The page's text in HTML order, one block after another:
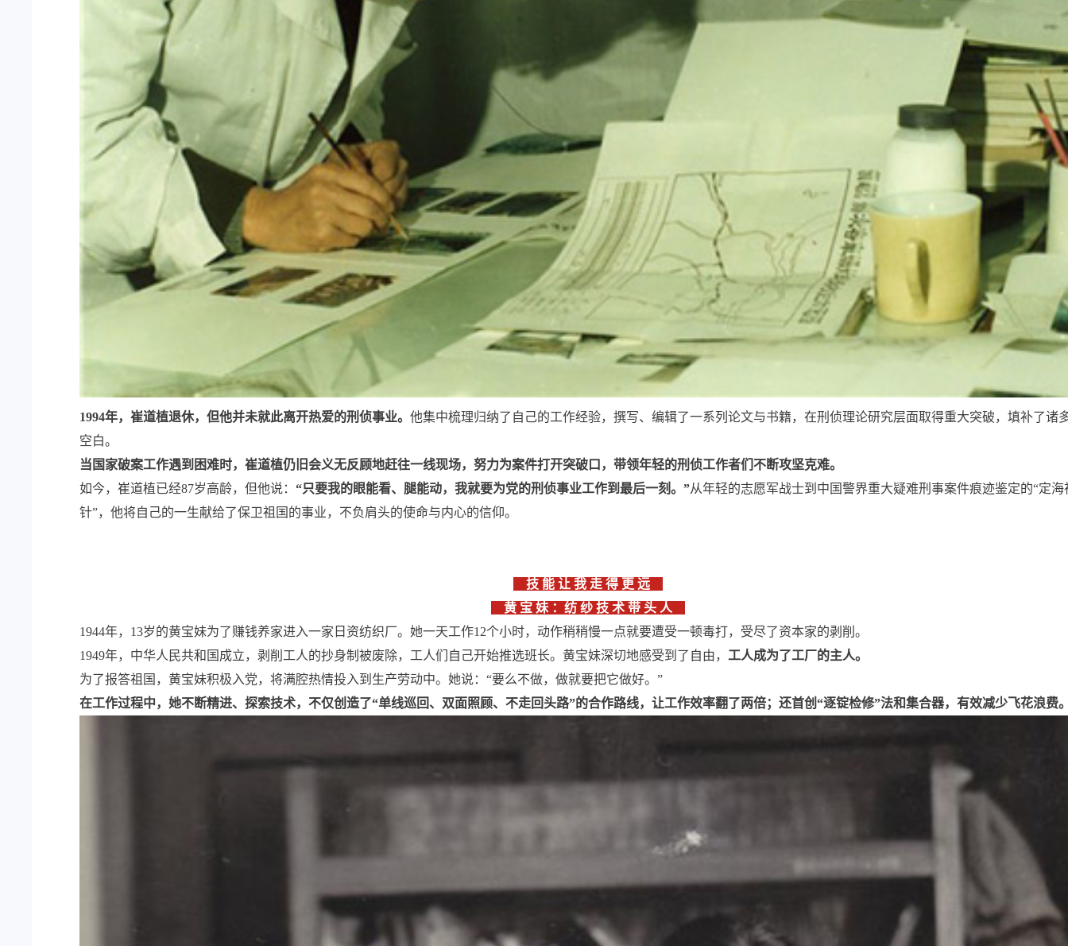
1994年，崔道植退休，但他并未就此离开热爱的刑侦事业。 他集中梳理归纳了自己的工作经验，撰写、编辑了一系列论文与书籍，在刑侦理论研究层面取得重大突破，填补了诸
空白。
当国家破案工作遇到困难时，崔道植仍旧会义无反顾地赶往一线现场，努力为案件打开突破口，带领年轻的刑侦工作者们不断攻坚克难。
如今，崔道植已经87岁高龄，但他说： “只要我的眼能看、腿能动，我就要为党的刑侦事业工作到最后一刻。”从年轻的志愿军战士到中国警界重大疑难刑事案件痕迹鉴定的“定海
针”，他将自己的一生献给了保卫祖国的事业，不负肩头的使命与内心的信仰。
技 能 让 我 走 得 更 远
黄 宝 妹 ：纺 纱 技 术 带 头 人
1944年，13岁的黄宝妹为了赚钱养家进入一家日资纺织厂。她一天工作12个小时，动作稍稍慢一点就要遭受一顿毒打，受尽了资本家的剥削。
1949年，中华人民共和国成立，剥削工人的抄身制被废除，工人们自己开始推选班长。黄宝妹深切地感受到了自由， 工人成为了工厂的主人。
为了报答祖国，黄宝妹积极入党，将满腔热情投入到生产劳动中。她说：“要么不做，做就要把它做好。”
在工作过程中，她不断精进、探索技术，不仅创造了“单线巡回、双面照顾、不走回头路”的合作路线，让工作效率翻了两倍；还首创“逐锭检修”法和集合器，有效减少飞花浪费